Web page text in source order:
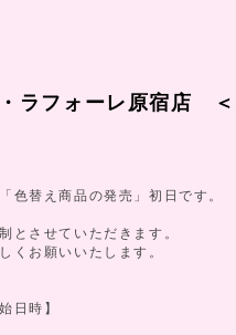
ラフォーレ原宿店 ＜
色替え商品の発売」初日です。
とさせていただきます。
くお願いいたします。
日時】